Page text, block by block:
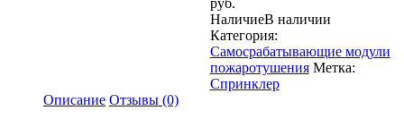
НаличиеВ наличии
Категория:
Самосрабатывающие модули
пожаротушения Метка:
Спринклер
Описание Отзывы (0)